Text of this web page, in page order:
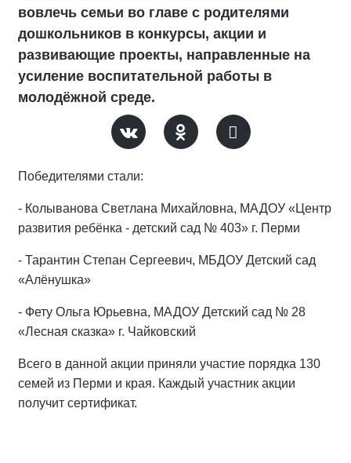
вовлечь семьи во главе с родителями
дошкольников в конкурсы, акции и
развивающие проекты, направленные на
усиление воспитательной работы в
молодёжной среде.
Победителями стали:
- Колыванова Светлана Михайловна, МАДОУ «Центр
развития ребёнка - детский сад № 403» г. Перми
- Тарантин Степан Сергеевич, МБДОУ Детский сад
«Алёнушка»
- Фету Ольга Юрьевна, МАДОУ Детский сад № 28
«Лесная сказка» г. Чайковский
Всего в данной акции приняли участие порядка 130
семей из Перми и края. Каждый участник акции
получит сертификат.